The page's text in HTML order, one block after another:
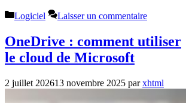
Catégories
Logiciel Laisser un commentaire
OneDrive : comment utiliser
le cloud de Microsoft
2 juillet 202613 novembre 2025 parxhtml